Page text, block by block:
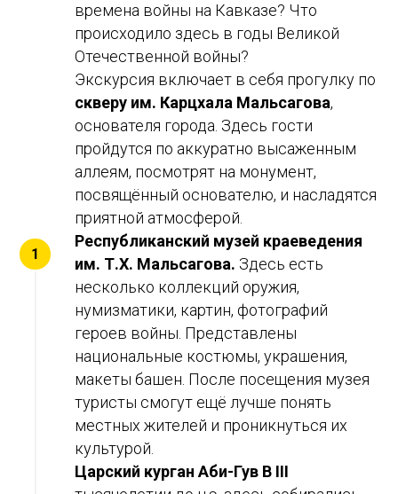
времена войны на Кавказе? Что
происходило здесь в годы Великой
Отечественной войны?
Экскурсия включает в себя прогулку по
скверу им. Карцхала Мальсагова,
основателя города. Здесь гости
пройдутся по аккуратно высаженным
аллеям, посмотрят на монумент,
посвящённый основателю, и насладятся
приятной атмосферой.
Республиканский музей краеведения
им. Т.Х. Мальсагова. Здесь есть
несколько коллекций оружия,
нумизматики, картин, фотографий
героев войны. Представлены
национальные костюмы, украшения,
макеты башен. После посещения музея
туристы смогут ещё лучше понять
местных жителей и проникнуться их
культурой.
Царский курган Аби-Гув В III